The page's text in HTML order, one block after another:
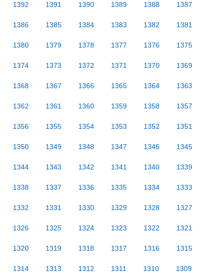
1392 1391 1390 1389 1388 1387
1386 1385 1384 1383 1382 1381
1380 1379 1378 1377 1376 1375
1374 1373 1372 1371 1370 1369
1368 1367 1366 1365 1364 1363
1362 1361 1360 1359 1358 1357
1356 1355 1354 1353 1352 1351
1350 1349 1348 1347 1346 1345
1344 1343 1342 1341 1340 1339
1338 1337 1336 1335 1334 1333
1332 1331 1330 1329 1328 1327
1326 1325 1324 1323 1322 1321
1320 1319 1318 1317 1316 1315
1314 1313 1312 1311 1310 1309